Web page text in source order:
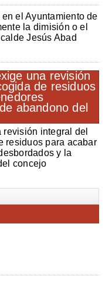
el Ayuntamiento de
la dimisión o el
Jesús Abad
revisión integral del
residuos para acabar
y la
concejo